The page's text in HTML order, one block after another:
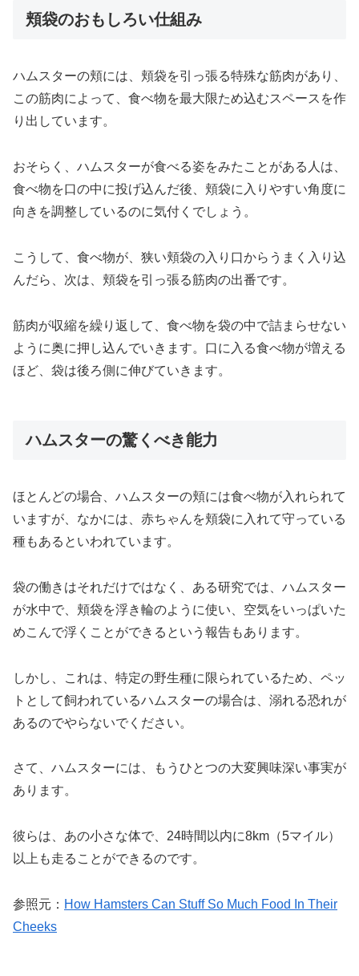
頬袋のおもしろい仕組み
ハムスターの頬には、頬袋を引っ張る特殊な筋肉があり、
この筋肉によって、食べ物を最大限ため込むスペースを作
り出しています。
おそらく、ハムスターが食べる姿をみたことがある人は、
食べ物を口の中に投げ込んだ後、頬袋に入りやすい角度に
向きを調整しているのに気付くでしょう。
こうして、食べ物が、狭い頬袋の入り口からうまく入り込
んだら、次は、頬袋を引っ張る筋肉の出番です。
筋肉が収縮を繰り返して、食べ物を袋の中で詰まらせない
ように奥に押し込んでいきます。口に入る食べ物が増える
ほど、袋は後ろ側に伸びていきます。
ハムスターの驚くべき能力
ほとんどの場合、ハムスターの頬には食べ物が入れられて
いますが、なかには、赤ちゃんを頬袋に入れて守っている
種もあるといわれています。
袋の働きはそれだけではなく、ある研究では、ハムスター
が水中で、頬袋を浮き輪のように使い、空気をいっぱいた
めこんで浮くことができるという報告もあります。
しかし、これは、特定の野生種に限られているため、ペッ
トとして飼われているハムスターの場合は、溺れる恐れが
あるのでやらないでください。
さて、ハムスターには、もうひとつの大変興味深い事実が
あります。
彼らは、あの小さな体で、24時間以内に8km（5マイル）
以上も走ることができるのです。
参照元： How Hamsters Can Stuff So Much Food In Their
Cheeks